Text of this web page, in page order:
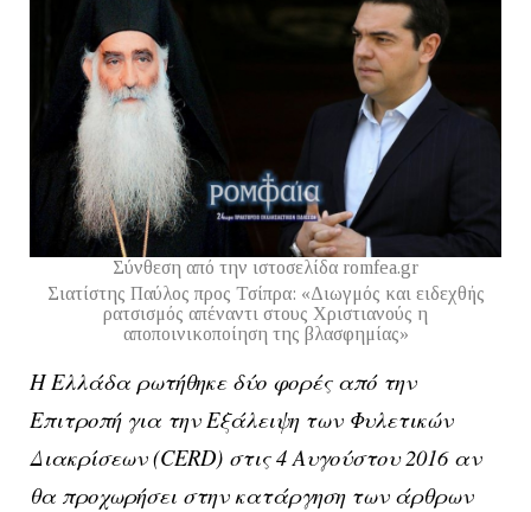
Σύνθεση από την ιστοσελίδα romfea.gr
Σιατίστης Παύλος προς Τσίπρα: «Διωγμός και ειδεχθής
ρατσισμός απέναντι στους Χριστιανούς η
αποποινικοποίηση της βλασφημίας»
Η Ελλάδα ρωτήθηκε δύο φορές από την
Επιτροπή για την Εξάλειψη των Φυλετικών
Διακρίσεων (CERD) στις 4 Αυγούστου 2016 αν
θα προχωρήσει στην κατάργηση των άρθρων